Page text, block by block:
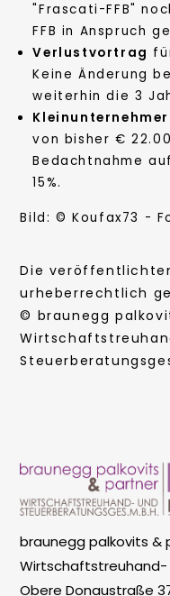
"Frascati-FFB"
FFB in Anspruch
Verlustvortrag
Keine Änderung
weiterhin die 3
von bisher €
Bedachtnahme
15%.
Bild: © Koufax73 -
Die
urheberrechtlich
© braunegg
braunegg palkovits &
Wirtschaftstreuhand-
Obere Donaustraße